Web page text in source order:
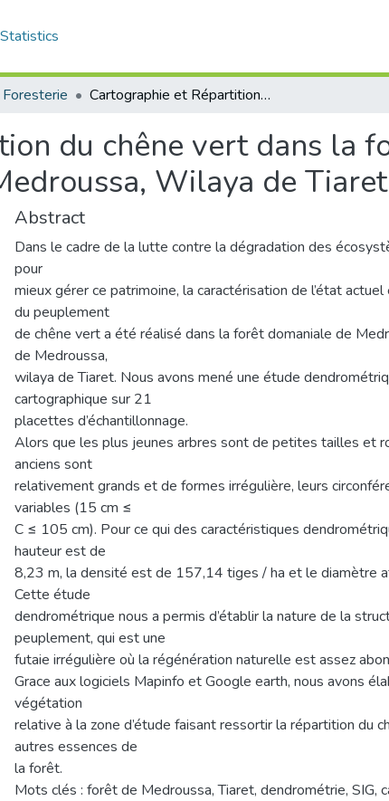
Statistics
Cartographie et Répartition du chêne vert dans la forêt de Sdamas Chergui (Commune de Medroussa, Wilaya de Tiaret)
du chêne vert dans la
Wilaya de
Abstract
Dans le cadre de la lutte contre la dégradation des
pour
mieux gérer ce patrimoine, la caractérisation de l’état
du peuplement
de chêne vert a été réalisé dans la forêt domaniale de
de Medroussa,
wilaya de Tiaret. Nous avons mené une étude
cartographique sur 21
placettes d’échantillonnage.
Alors que les plus jeunes arbres sont de petites tailles et
anciens sont
relativement grands et de formes irrégulière, leurs
variables (15 cm ≤
C ≤ 105 cm). Pour ce qui des caractéristiques
hauteur est de
8,23 m, la densité est de 157,14 tiges / ha et le diamètre
Cette étude
dendrométrique nous a permis d’établir la nature de la
peuplement, qui est une
futaie irrégulière où la régénération naturelle est assez
Grace aux logiciels Mapinfo et Google earth, nous avons
végétation
relative à la zone d’étude faisant ressortir la répartition du
autres essences de
la forêt.
Mots clés : forêt de Medroussa, Tiaret, dendrométrie, SIG,